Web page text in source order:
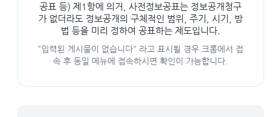
공표 등) 제1항에 의거, 사전정보공표는 정보공개청구
가 없더라도 정보공개의 구체적인 범위, 주기, 시기, 방
법 등을 미리 정하여 공표하는 제도입니다.
"입력된 게시물이 없습니다" 라고 표시될 경우 크롬에서 접
속 후 동일 메뉴에 접속하시면 확인이 가능합니다.